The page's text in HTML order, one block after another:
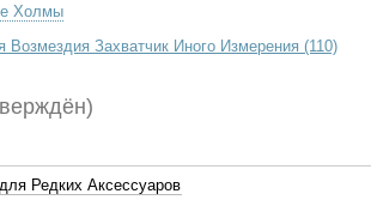
Холмы
Возмездия Захватчик Иного Измерения (110)
Редких Аксессуаров